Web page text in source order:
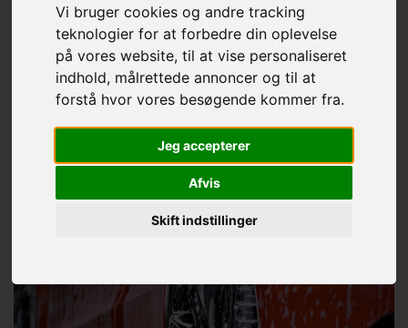
Vi bruger cookies og andre tracking
teknologier for at forbedre din oplevelse
på vores website, til at vise personaliseret
indhold, målrettede annoncer og til at
forstå hvor vores besøgende kommer fra.
Jeg accepterer
Afvis
Skift indstillinger
Navn: Magnus Jensen
Telefonnummer: 23342344
Email: mjcarwash04@gmail.com
Adresse: Agertoften 34, 4320 Lejre